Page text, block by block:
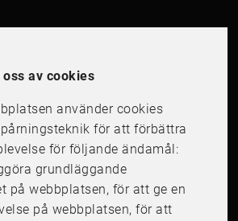
av cookies
använder cookies
för att förbättra
för följande ändamål:
grundläggande
på webbplatsen, för att ge en
på webbplatsen,för att
Frame